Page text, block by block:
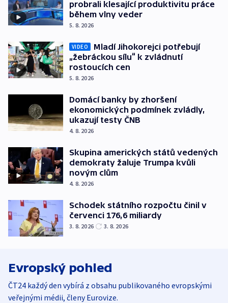
probrali klesající produktivitu práce
během vlny veder
5. 8. 2026
VIDEO
Mladí Jihokorejci potřebují
„žebráckou sílu“ k zvládnutí
rostoucích cen
5. 8. 2026
Domácí banky by zhoršení
ekonomických podmínek zvládly,
ukazují testy ČNB
4. 8. 2026
Skupina amerických států vedených
demokraty žaluje Trumpa kvůli
novým clům
4. 8. 2026
Schodek státního rozpočtu činil v
červenci 176,6 miliardy
3. 8. 2026 3. 8. 2026
Evropský pohled
ČT24 každý den vybírá z obsahu publikovaného evropskými
veřejnými médii, členy Eurovize.